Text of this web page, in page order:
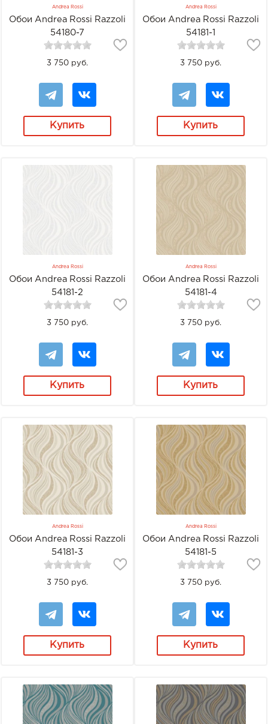
Andrea Rossi
Обои Andrea Rossi Razzoli
54180-7
3 750 руб.
Купить
Andrea Rossi
Обои Andrea Rossi Razzoli
54181-1
3 750 руб.
Купить
Andrea Rossi
Обои Andrea Rossi Razzoli
54181-2
3 750 руб.
Купить
Andrea Rossi
Обои Andrea Rossi Razzoli
54181-4
3 750 руб.
Купить
Andrea Rossi
Обои Andrea Rossi Razzoli
54181-3
3 750 руб.
Купить
Andrea Rossi
Обои Andrea Rossi Razzoli
54181-5
3 750 руб.
Купить